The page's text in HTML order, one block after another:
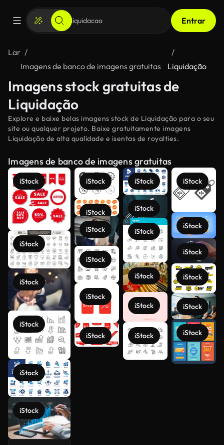
Entrar
Lar
Imagens de banco de imagens gratuitas
Liquidação
Imagens stock gratuitas de
Liquidação
Explore e baixe belas imagens stock de Liquidação para o seu
site ou qualquer projeto. Baixe gratuitamente imagens
Liquidação de alta qualidade e isentas de royalties.
Imagens de banco de imagens gratuitas
iStock
iStock
iStock
iStock
iStock
iStock
iStock
iStock
iStock
iStock
iStock
iStock
iStock
iStock
iStock
iStock
iStock
iStock
iStock
iStock
iStock
iStock
iStock
iStock